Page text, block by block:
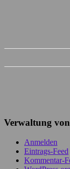
Verwaltung
Anmelden
Eintrags-Feed
Kommentar-